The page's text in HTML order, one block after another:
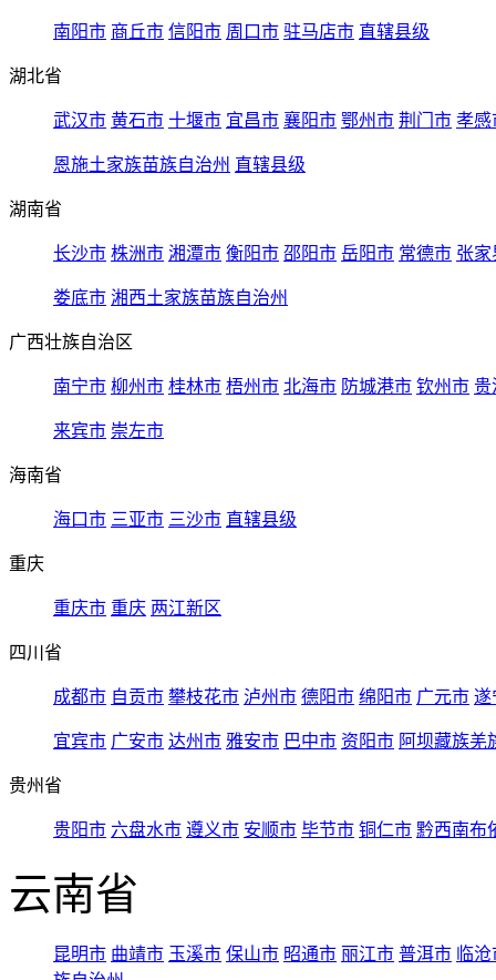
南阳市 商丘市 信阳市 周口市 驻马店市 直辖县级
湖北省
武汉市 黄石市 十堰市 宜昌市 襄阳市 鄂州市 荆门市 孝感
恩施土家族苗族自治州 直辖县级
湖南省
长沙市 株洲市 湘潭市 衡阳市 邵阳市 岳阳市 常德市 张家
娄底市 湘西土家族苗族自治州
广西壮族自治区
南宁市 柳州市 桂林市 梧州市 北海市 防城港市 钦州市 贵
来宾市 崇左市
海南省
海口市 三亚市 三沙市 直辖县级
重庆
重庆市 重庆 两江新区
四川省
成都市 自贡市 攀枝花市 泸州市 德阳市 绵阳市 广元市 遂
宜宾市 广安市 达州市 雅安市 巴中市 资阳市 阿坝藏族羌
贵州省
贵阳市 六盘水市 遵义市 安顺市 毕节市 铜仁市 黔西南布
云南省
昆明市 曲靖市 玉溪市 保山市 昭通市 丽江市 普洱市 临